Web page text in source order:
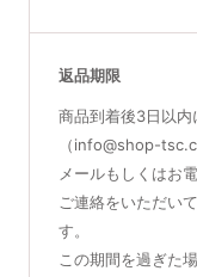
返品期限
商品到着後3日以内
（info@shop-
メールもしくはお
ご連絡をいただい
す。
この期間を過ぎた